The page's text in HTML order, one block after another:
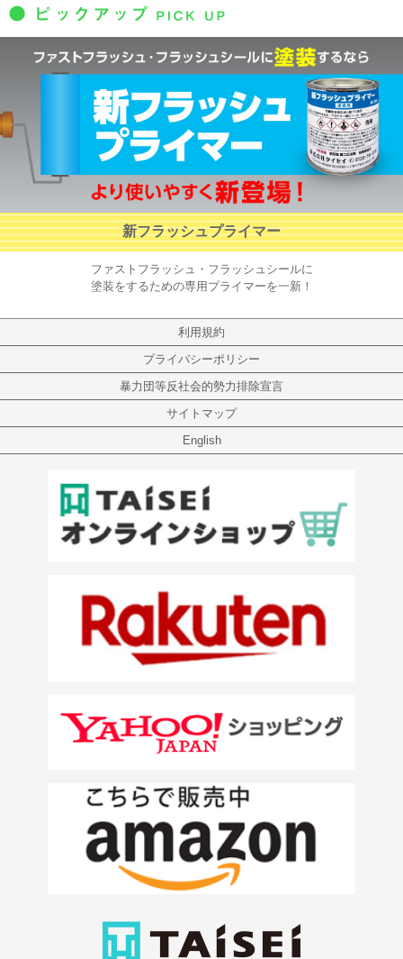
新フラッシュプライマー
ファストフラッシュ・フラッシュシールに
塗装をするための専用プライマーを一新！
利用規約
プライバシーポリシー
暴力団等反社会的勢力排除宣言
サイトマップ
English